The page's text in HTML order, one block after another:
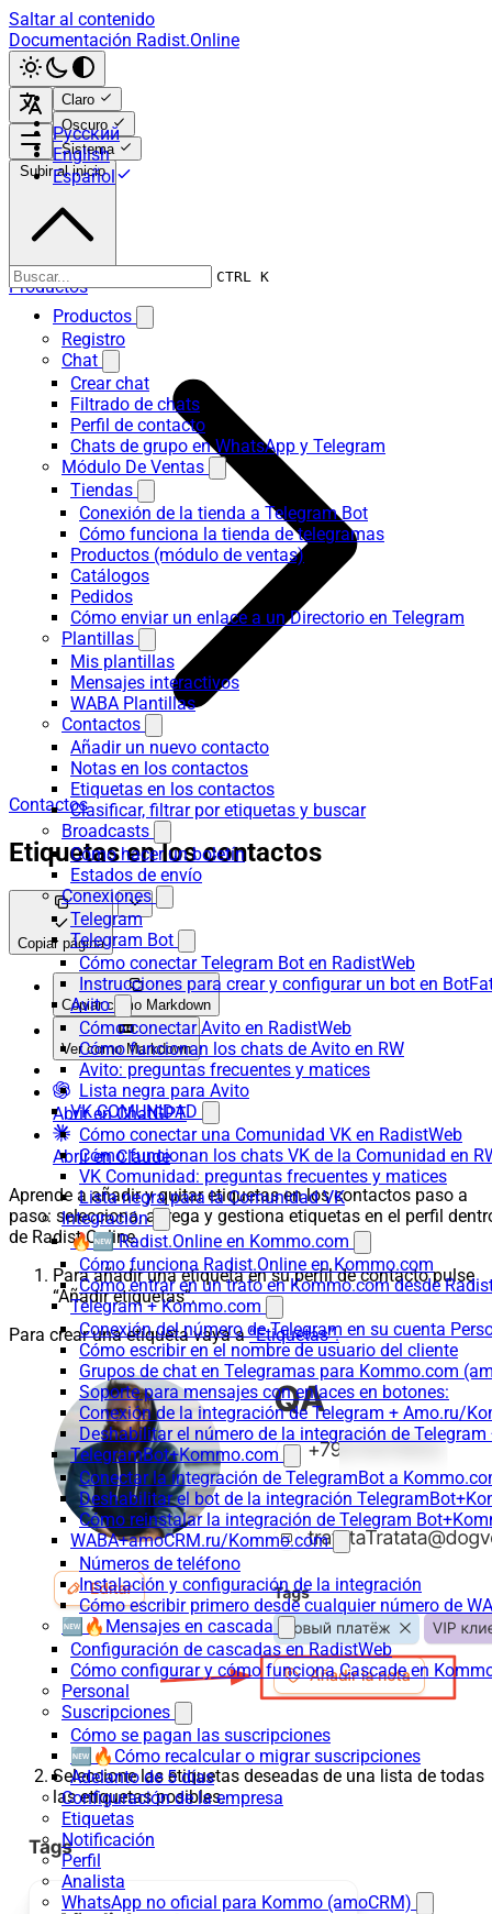
Saltar al contenido
Documentación Radist.Online
Claro
Oscuro
Sistema
Русский
English
Español
CTRL K
Productos
Registro
Chat
Crear chat
Filtrado de chats
Perfil de contacto
Chats de grupo en WhatsApp y Telegram
Módulo De Ventas
Tiendas
Conexión de la tienda a Telegram Bot
Cómo funciona la tienda de telegramas
Productos (módulo de ventas)
Catálogos
Pedidos
Cómo enviar un enlace a un Directorio en Telegram
Plantillas
Mis plantillas
Mensajes interactivos
WABA Plantillas
Contactos
Añadir un nuevo contacto
Notas en los contactos
Etiquetas en los contactos
Clasificar, filtrar por etiquetas y buscar
Broadcasts
Cómo hacer un boletín
Estados de envío
Conexiones
Telegram
Telegram Bot
Cómo conectar Telegram Bot en RadistWeb
Instrucciones para crear y configurar un bot en
Avito
Cómo conectar Avito en RadistWeb
Cómo funcionan los chats de Avito en RW
Avito: preguntas frecuentes y matices
Lista negra para Avito
VK COMUNIDAD
Cómo conectar una Comunidad VK en RadistWeb
Cómo funcionan los chats VK de la Comunidad en
VK Comunidad: preguntas frecuentes y matices
Lista negra para la Comunidad VK
Integración
🔥🆕 Radist.Online en Kommo.com
Cómo funciona Radist.Online en Kommo.com
Cómo entrar en un trato en Kommo.com desde
Telegram + Kommo.com
Conexión del número de Telegram en su cuenta
Cómo escribir en el nombre de usuario del cliente
Grupos de chat en Telegramas para Kommo.com
Soporte para mensajes con enlaces en botones:
Conexión de la integración de Telegram + Amo.ru/
Deshabilitar el número de la integración de
TelegramBot+Kommo.com
Conectar la integración de TelegramBot a
Deshabilitar el bot de la integración
Cómo reinstalar la integración de Telegram
WABA+amoCRM.ru/Kommo.com
Números de teléfono
Instalación y configuración de la integración
Cómo escribir primero desde cualquier número de
🆕🔥Mensajes en cascada
Configuración de cascadas en RadistWeb
Cómo configurar y cómo funciona Cascade en
Personal
Suscripciones
Cómo se pagan las suscripciones
🆕🔥Cómo recalcular o migrar suscripciones
Adelanto de 5 días
Configuración de la empresa
Etiquetas
Notificación
Perfil
Analista
WhatsApp no oficial para Kommo (amoCRM)
Subir al inicio
Productos
Contactos
Etiquetas en los contactos
Copiar página
Copiar como Markdown
Ver como Markdown
Abrir en ChatGPT
Abrir en Claude
Aprende a añadir y quitar etiquetas en los contactos paso a
paso: selecciona, agrega y gestiona etiquetas en el perfil
de Radist.Online.
Para añadir una etiqueta en su perfil de contacto pulse
“Añadir etiquetas”.
Para crear una etiqueta vaya a“Etiquetas”.
Seleccione las etiquetas deseadas de una lista de todas
las etiquetas posibles.